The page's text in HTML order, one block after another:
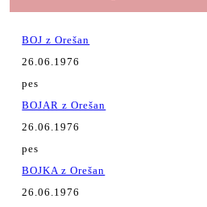
BOJ z Orešan
26.06.1976
pes
BOJAR z Orešan
26.06.1976
pes
BOJKA z Orešan
26.06.1976